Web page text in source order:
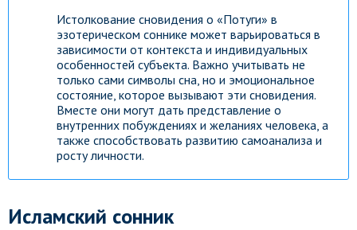
Истолкование сновидения о «Потуги» в
эзотерическом соннике может варьироваться в
зависимости от контекста и индивидуальных
особенностей субъекта. Важно учитывать не
только сами символы сна, но и эмоциональное
состояние, которое вызывают эти сновидения.
Вместе они могут дать представление о
внутренних побуждениях и желаниях человека, а
также способствовать развитию самоанализа и
росту личности.
Исламский сонник